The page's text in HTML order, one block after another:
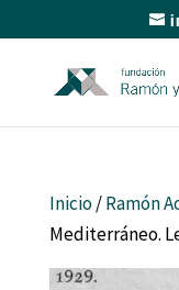
Inicio/Ramón
Mediterráneo.